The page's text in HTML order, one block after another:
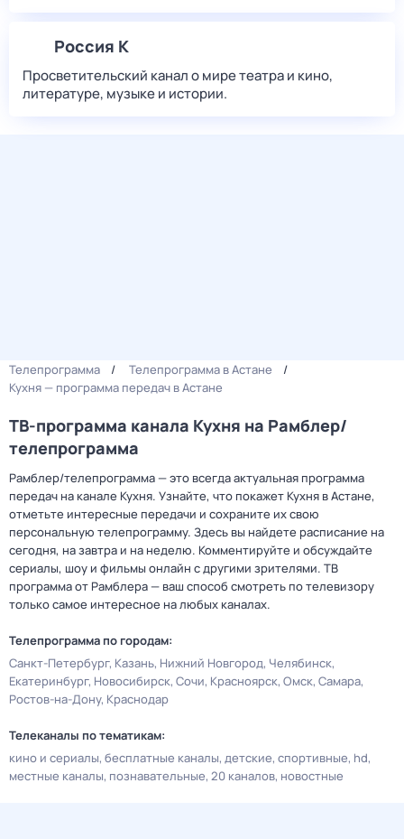
Россия К
Просветительский канал о мире театра и кино,
литературе, музыке и истории.
Телепрограмма
Телепрограмма в Астане
Кухня — программа передач в Астане
ТВ-программа канала Кухня на Рамблер/
телепрограмма
Рамблер/телепрограмма — это всегда актуальная программа
передач на канале Кухня. Узнайте, что покажет Кухня в Астане,
отметьте интересные передачи и сохраните их свою
персональную телепрограмму. Здесь вы найдете расписание на
сегодня, на завтра и на неделю. Комментируйте и обсуждайте
сериалы, шоу и фильмы онлайн с другими зрителями. ТВ
программа от Рамблера — ваш способ смотреть по телевизору
только самое интересное на любых каналах.
Телепрограмма по городам:
Санкт-Петербург Казань Нижний Новгород Челябинск
Екатеринбург Новосибирск Сочи Красноярск Омск Самара
Ростов-на-Дону Краснодар
Телеканалы по тематикам:
кино и сериалы бесплатные каналы детские спортивные hd
местные каналы познавательные 20 каналов новостные